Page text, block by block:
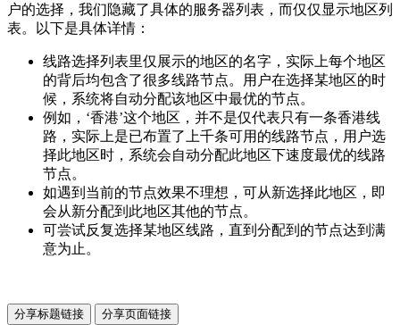
户的选择，我们隐藏了具体的服务器列表，而仅仅显示地区列
表。以下是具体详情：
线路选择列表里仅展示的地区的名字，实际上每个地区
的背后均包含了很多线路节点。用户在选择某地区的时
候，系统将自动分配该地区中最优的节点。
例如，‘香港’这个地区，并不是仅代表只有一条香港线
路，实际上是已布置了上千条可用的线路节点，用户选
择此地区时，系统会自动分配此地区下速度最优的线路
节点。
如遇到当前的节点效果不理想，可从新选择此地区，即
会从新分配到此地区其他的节点。
可尝试反复选择某地区线路，直到分配到的节点达到满
意为止。
分享标题链接 分享页面链接